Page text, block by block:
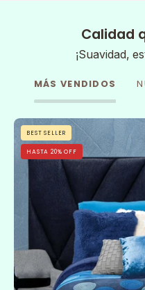
Calidad
¡Suavidad,
MÁS VENDIDOS
BEST SELLER
HASTA 20% OFF